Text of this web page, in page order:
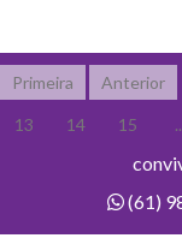
Primeira Anterior
13 14 15
(61)